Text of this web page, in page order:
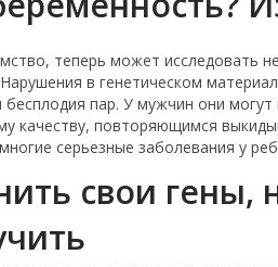
теперь может исследовать
в генетическом
пар. У мужчин они могут
качеству, повторяющимся
серьезные заболевания у
свои гены,